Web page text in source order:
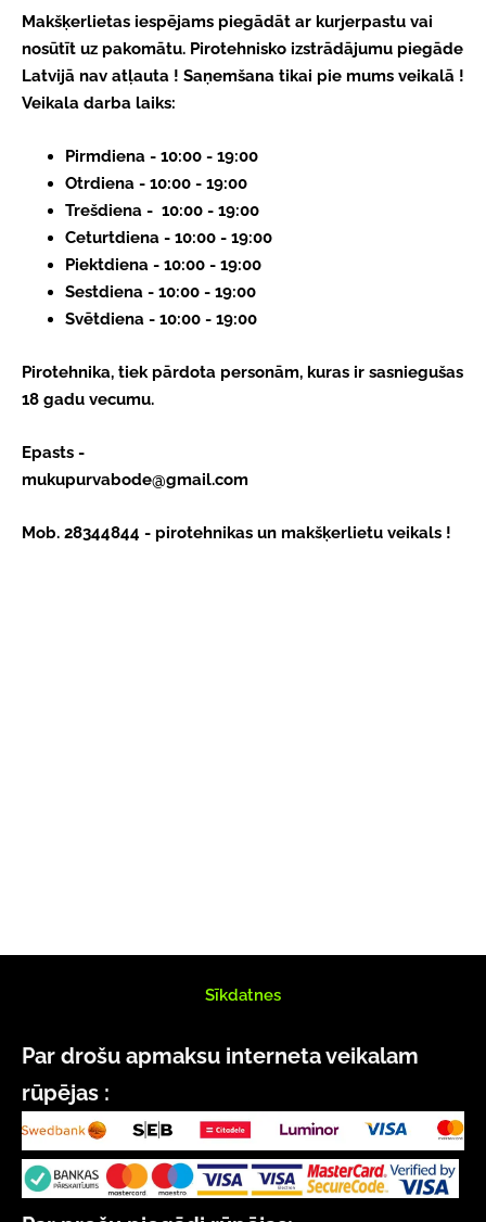
Makšķerlietas iespējams piegādāt ar kurjerpastu vai
nosūtīt uz pakomātu. Pirotehnisko izstrādājumu piegāde
Latvijā nav atļauta ! Saņemšana tikai pie mums veikalā !
Veikala darba laiks:
Pirmdiena - 10:00 - 19:00
Otrdiena - 10:00 - 19:00
Trešdiena - 10:00 - 19:00
Ceturtdiena - 10:00 - 19:00
Piektdiena - 10:00 - 19:00
Sestdiena - 10:00 - 19:00
Svētdiena - 10:00 - 19:00
Pirotehnika, tiek pārdota personām, kuras ir sasniegušas
18 gadu vecumu.
Epasts -
mukupurvabode@gmail.com
Mob. 28344844 - pirotehnikas un makšķerlietu veikals !
Sīkdatnes
Par drošu apmaksu interneta veikalam
rūpējas :